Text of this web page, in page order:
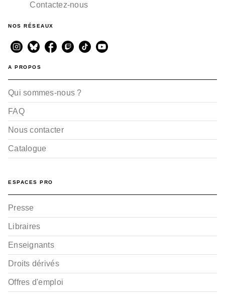
Contactez-nous
NOS RÉSEAUX
A PROPOS
Qui sommes-nous ?
FAQ
Nous contacter
Catalogue
ESPACES PRO
Presse
Libraires
Enseignants
Droits dérivés
Offres d'emploi